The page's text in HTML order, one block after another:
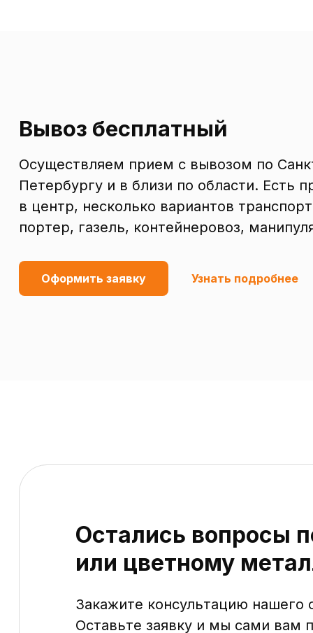
Вывоз бесплатный
Осуществляем прием с вывозом по
Петербургу и в близи по области. Есть
в центр, несколько вариантов
портер, газель, контейнеровоз,
Оформить заявку Узнать подробнее
Остались вопросы
или цветному
Закажите консультацию нашего
Оставьте заявку и мы сами вам